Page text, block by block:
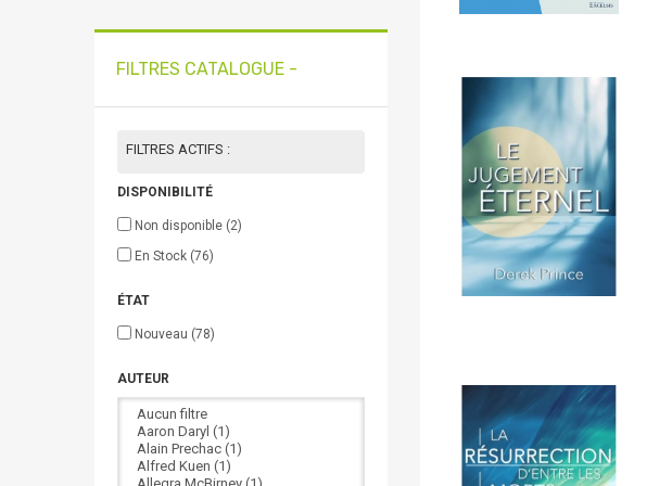
FILTRES CATALOGUE -
FILTRES ACTIFS :
DISPONIBILITÉ
Non disponible (2)
En Stock (76)
ÉTAT
Nouveau (78)
AUTEUR